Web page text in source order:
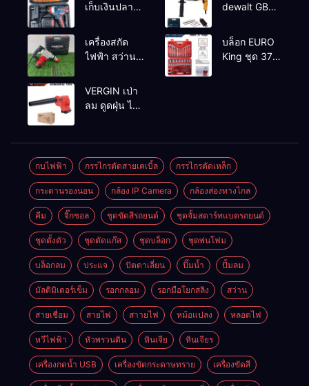
เก็บเงินปลาย
dewalt GBH
2-26 DFR ทุ่น
ทองแดงแท้
100%
เครื่องสกัด
ไฟฟ้า สว่าน
MAKTEC รุ่น MT2926A
บล็อก EURO
King ชุด 37
VERGIN เป่า
ลม ดูดฝุ่น ไร้
กบไฟฟ้า กรรไกรตัดสายเคเบิ้ล กรรไกรตัดเหล็ก
กระดานรองนอน กล้อง IP Camera กล้องส่องทางไกล
คีม จิ๊กซอล ชุดขัดสีรถยนต์​ ชุดจั้มสตาร์ทแบตรถยนต์
ชุดตั้งตัว ชุดตัดแก๊ส ชุดบล็อก ชุดพ่นโฟม
บล็อกลม ประแจ ปัตตาเลี่ยน ปั๊มน้ำ ปั้มลม
มัลติมิเตอร์เข็ม รอกกลอม รอกมือโยกสลิง สว่าน
สายเชื่อม สายไฟ สาายไฟ หม้อแปลง หลอดไฟ
หวีไฟฟ้า หัวพรวนดิน หินเจีย หินเจียร
เครื่องกดน้ำ USB เครื่องขัดกระดาษทราย เครื่องขัดสี